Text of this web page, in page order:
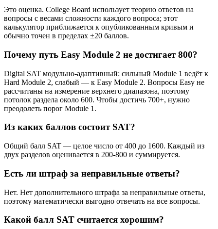
Это оценка. College Board использует теорию ответов на
вопросы с весами сложности каждого вопроса; этот
калькулятор приближается к опубликованным кривым и
обычно точен в пределах ±20 баллов.
Почему путь Easy Module 2 не достигает 800?
Digital SAT модульно-адаптивный: сильный Module 1 ведёт к
Hard Module 2, слабый — к Easy Module 2. Вопросы Easy не
рассчитаны на измерение верхнего диапазона, поэтому
потолок раздела около 600. Чтобы достичь 700+, нужно
преодолеть порог Module 1.
Из каких баллов состоит SAT?
Общий балл SAT — целое число от 400 до 1600. Каждый из
двух разделов оценивается в 200-800 и суммируется.
Есть ли штраф за неправильные ответы?
Нет. Нет дополнительного штрафа за неправильные ответы,
поэтому математически выгодно отвечать на все вопросы.
Какой балл SAT считается хорошим?